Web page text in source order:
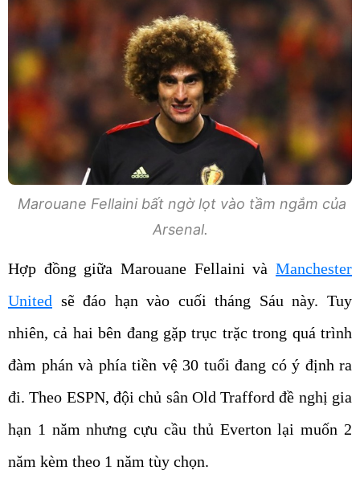
Marouane Fellaini bất ngờ lọt vào tầm ngắm của
Arsenal.
Hợp đồng giữa Marouane Fellaini và
Unitedsẽ đáo hạn vào cuối tháng Sáu này. Tuy
nhiên, cả hai bên đang gặp trục trặc trong quá trình
đàm phán và phía tiền vệ 30 tuổi đang có ý định ra
đi. Theo ESPN, đội chủ sân Old Trafford đề nghị gia
hạn 1 năm nhưng cựu cầu thủ Everton lại muốn 2
năm kèm theo 1 năm tùy chọn.